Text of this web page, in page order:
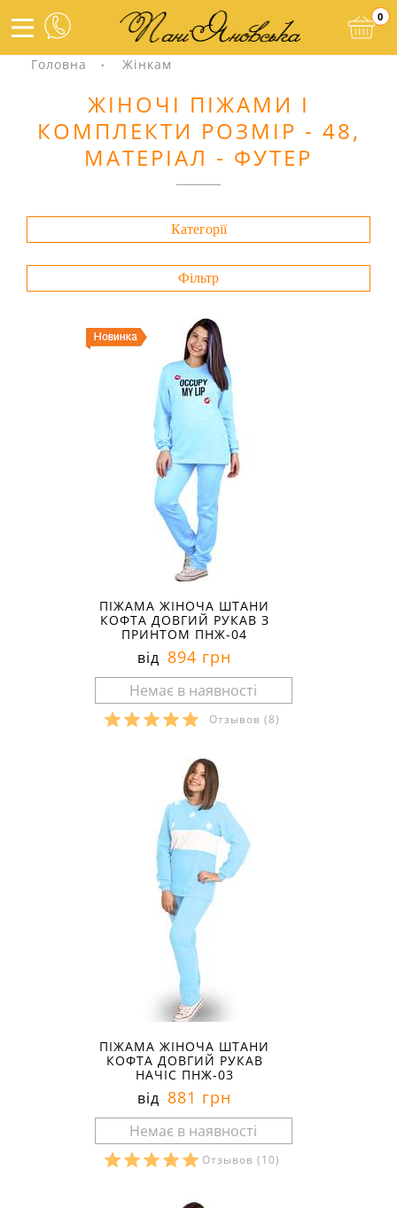
0
Головна Жінкам
ЖІНОЧІ ПІЖАМИ І
КОМПЛЕКТИ РОЗМІР - 48,
МАТЕРІАЛ - ФУТЕР
Категорії
Фільтр
ПІЖАМА ЖІНОЧА ШТАНИ
КОФТА ДОВГИЙ РУКАВ З
ПРИНТОМ ПНЖ-04
від 894 грн
Отзывов (8)
ПІЖАМА ЖІНОЧА ШТАНИ
КОФТА ДОВГИЙ РУКАВ
НАЧІС ПНЖ-03
від 881 грн
Отзывов (10)